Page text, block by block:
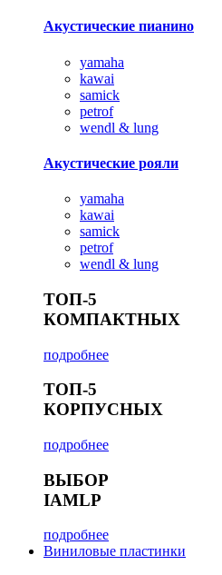
Акустические пианино
yamaha
kawai
samick
petrof
wendl & lung
Акустические рояли
yamaha
kawai
samick
petrof
wendl & lung
ТОП-5
КОМПАКТНЫХ
подробнее
ТОП-5
КОРПУСНЫХ
подробнее
ВЫБОР
IAMLP
подробнее
Виниловые пластинки